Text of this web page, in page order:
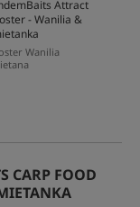
Attract
- Wanilia &
Wanilia
CARP FOOD